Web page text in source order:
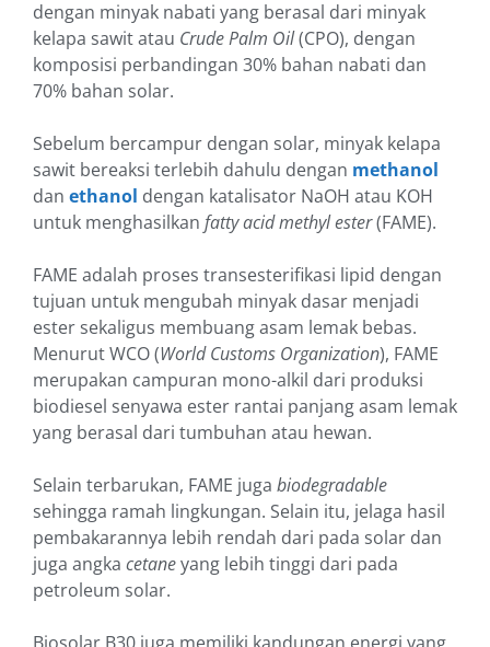
dengan minyak nabati yang berasal dari minyak
kelapa sawit atau Crude Palm Oil(CPO), dengan
komposisi perbandingan 30% bahan nabati dan
70% bahan solar.
Sebelum bercampur dengan solar, minyak kelapa
sawit bereaksi terlebih dahulu dengan methanol
dan ethanol dengan katalisator NaOH atau KOH
untuk menghasilkan fatty acid methyl ester(FAME).
FAME adalah proses transesterifikasi lipid dengan
tujuan untuk mengubah minyak dasar menjadi
ester sekaligus membuang asam lemak bebas.
Menurut WCO (World Customs Organization), FAME
merupakan campuran mono-alkil dari produksi
biodiesel senyawa ester rantai panjang asam lemak
yang berasal dari tumbuhan atau hewan.
Selain terbarukan, FAME juga biodegradable
sehingga ramah lingkungan. Selain itu, jelaga hasil
pembakarannya lebih rendah dari pada solar dan
juga angka cetaneyang lebih tinggi dari pada
petroleum solar.